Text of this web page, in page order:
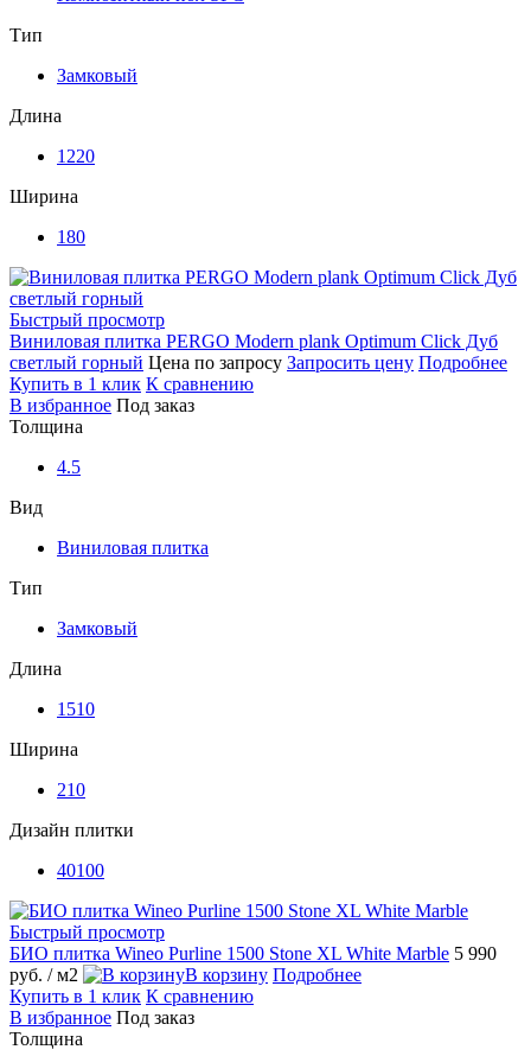
Тип
Замковый
Длина
1220
Ширина
180
Быстрый просмотр
Виниловая плитка PERGO Modern plank Optimum Click Дуб
светлый горный Цена по запросу Запросить цену Подробнее
Купить в 1 клик К сравнению
В избранное Под заказ
Толщина
4.5
Вид
Виниловая плитка
Тип
Замковый
Длина
1510
Ширина
210
Дизайн плитки
40100
Быстрый просмотр
БИО плитка Wineo Purline 1500 Stone XL White Marble 5 990
руб. / м2 В корзину Подробнее
Купить в 1 клик К сравнению
В избранное Под заказ
Толщина